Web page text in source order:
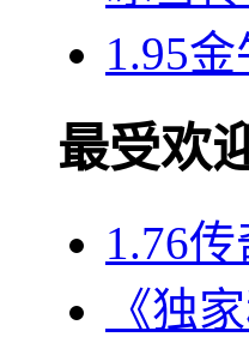
1.95
最受欢
1.76
《独